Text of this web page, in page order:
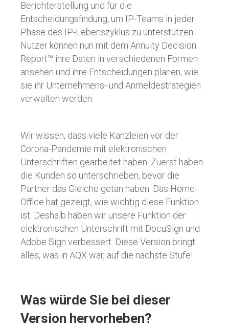
Berichterstellung und für die
Entscheidungsfindung, um IP-Teams in jeder
Phase des IP-Lebenszyklus zu unterstützen.
Nutzer können nun mit dem Annuity Decision
Report™ ihre Daten in verschiedenen Formen
ansehen und ihre Entscheidungen planen, wie
sie ihr Unternehmens- und Anmeldestrategien
verwalten werden.
Wir wissen, dass viele Kanzleien vor der
Corona-Pandemie mit elektronischen
Unterschriften gearbeitet haben. Zuerst haben
die Kunden so unterschrieben, bevor die
Partner das Gleiche getan haben. Das Home-
Office hat gezeigt, wie wichtig diese Funktion
ist. Deshalb haben wir unsere Funktion der
elektronischen Unterschrift mit DocuSign und
Adobe Sign verbessert. Diese Version bringt
alles, was in AQX war, auf die nächste Stufe!
Was würde Sie bei dieser
Version hervorheben?